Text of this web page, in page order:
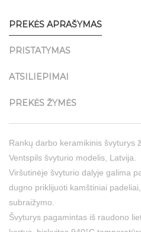
PREKĖS APRAŠYMAS
PRISTATYMAS
ATSILIEPIMAI
PREKĖS ŽYMĖS
Rankų darbo keramikinis švyturys
Ventspils švyturio modelis, Latvija.
Viršutinėje švyturio dalyje galima
dugno priklijuoti kamštiniai
subraižymo.
Švyturys pagamintas iš raudono